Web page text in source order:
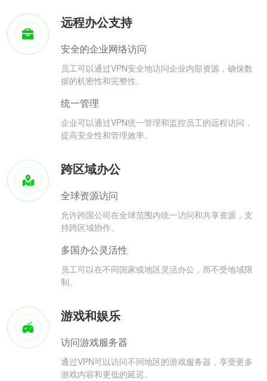
远程办公支持
安全的企业网络访问
员工可以通过VPN安全地访问企业内部资源，确保数
据的机密性和完整性。
统一管理
企业可以通过VPN统一管理和监控员工的远程访问，
提高安全性和管理效率。
跨区域办公
全球资源访问
允许跨国公司在全球范围内统一访问和共享资源，支
持跨区域协作。
多国办公灵活性
员工可以在不同国家或地区灵活办公，而不受地域限
制。
游戏和娱乐
访问游戏服务器
通过VPN可以访问不同地区的游戏服务器，享受更多
游戏内容和更低的延迟。